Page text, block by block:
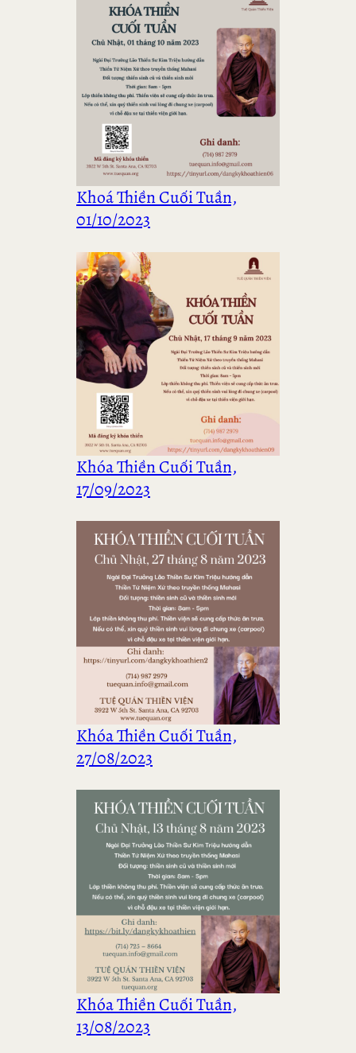
Khoá Thiền Cuối Tuần,
01/10/2023
Khóa Thiền Cuối Tuần,
17/09/2023
Khóa Thiền Cuối Tuần,
27/08/2023
Khóa Thiền Cuối Tuần,
13/08/2023